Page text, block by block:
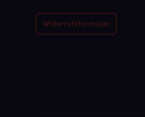
Widerrufsformular